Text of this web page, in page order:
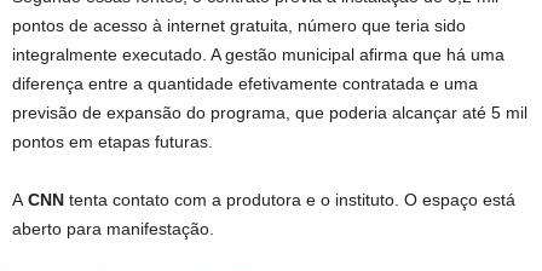
pontos de acesso à internet gratuita, número que teria sido
integralmente executado. A gestão municipal afirma que há uma
diferença entre a quantidade efetivamente contratada e uma
previsão de expansão do programa, que poderia alcançar até 5 mil
pontos em etapas futuras.
A CNN tenta contato com a produtora e o instituto. O espaço está
aberto para manifestação.